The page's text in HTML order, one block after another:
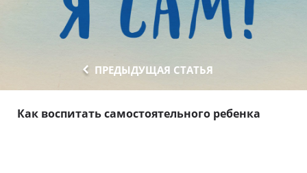
ПРЕДЫДУЩАЯ СТАТЬЯ
Как воспитать самостоятельного ребенка